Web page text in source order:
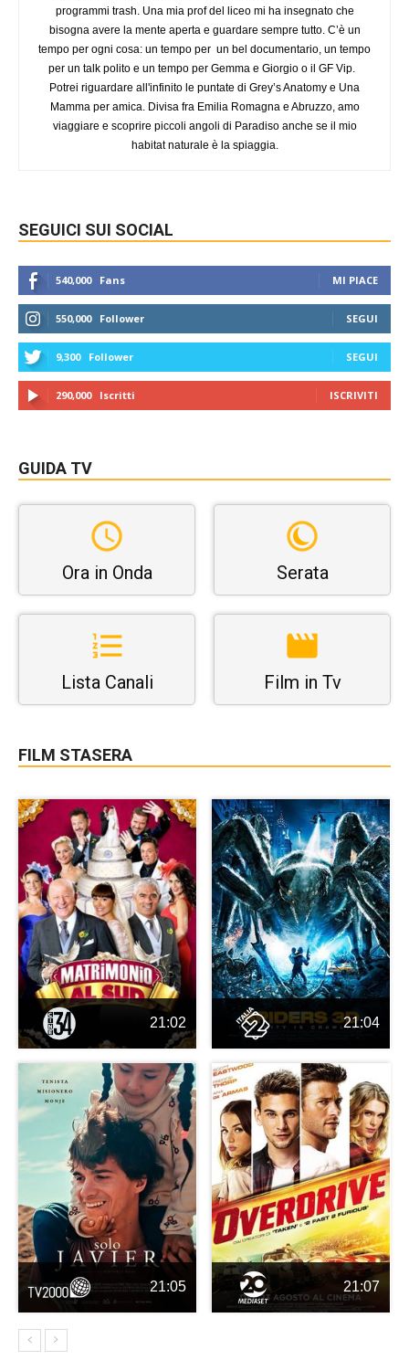
programmi trash. Una mia prof del liceo mi ha insegnato che
bisogna avere la mente aperta e guardare sempre tutto. C’è un
tempo per ogni cosa: un tempo per un bel documentario, un tempo
per un talk polito e un tempo per Gemma e Giorgio o il GF Vip.
Potrei riguardare all'infinito le puntate di Grey’s Anatomy e Una
Mamma per amica. Divisa fra Emilia Romagna e Abruzzo, amo
viaggiare e scoprire piccoli angoli di Paradiso anche se il mio
habitat naturale è la spiaggia.
SEGUICI SUI SOCIAL
540,000 Fans MI PIACE
550,000 Follower SEGUI
9,300 Follower SEGUI
290,000 Iscritti ISCRIVITI
GUIDA TV
Ora in Onda Serata
Lista Canali Film in Tv
FILM STASERA
21:02 21:04
21:05 21:07